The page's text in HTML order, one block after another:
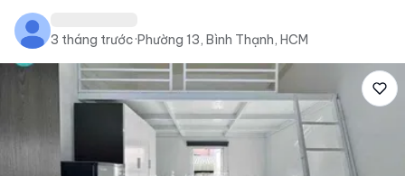
3 tháng trước·Phường 13, Bình Thạnh, HCM